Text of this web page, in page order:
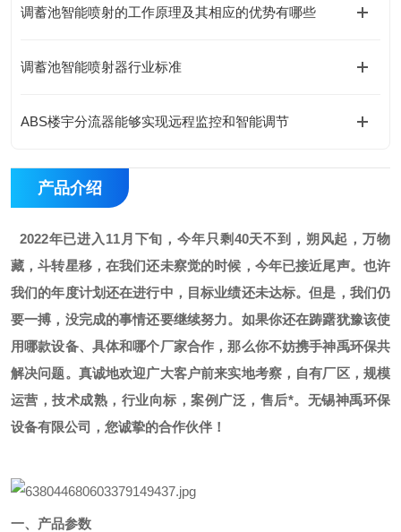
调蓄池智能喷射的工作原理及其相应的优势有哪些
调蓄池智能喷射器行业标准
ABS楼宇分流器能够实现远程监控和智能调节
产品介绍
2022年已进入11月下旬，今年只剩40天不到， 朔风起，万物
藏，斗转星移，在我们还未察觉的时候，今年已接近尾声。也许
我们的年度计划还在进行中，目标业绩还未达标。但是，我们仍
要一搏，没完成的事情还要继续努力。如果你还在踌躇犹豫该使
用哪款设备、具体和哪个厂家合作，那么你不妨携手神禹环保共
解决问题。真诚地欢迎广大客户前来实地考察，自有厂区，规模
运营，技术成熟，行业向标，案例广泛，售后*。无锡神禹环保
设备有限公司，您诚挚的合作伙伴！
一、 产品参数